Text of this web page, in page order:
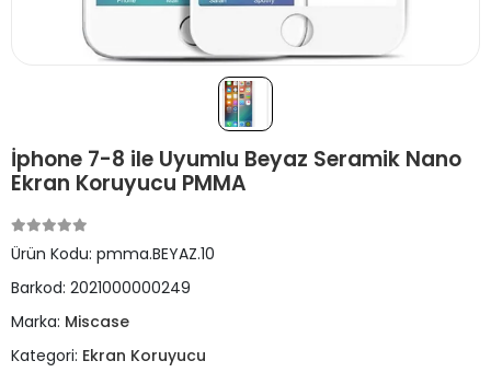
İphone 7-8 ile Uyumlu Beyaz Seramik Nano
Ekran Koruyucu PMMA
Ürün Kodu: pmma.BEYAZ.10
Barkod: 2021000000249
Marka: Miscase
Kategori: Ekran Koruyucu